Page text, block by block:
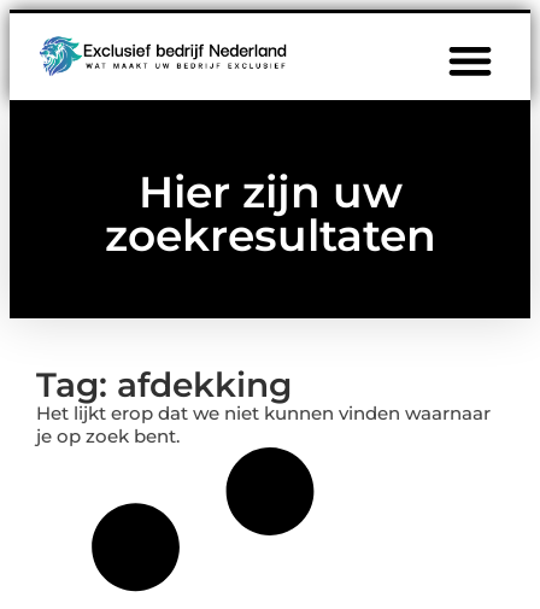
Hier zijn uw
zoekresultaten
Tag: afdekking
Het lijkt erop dat we niet kunnen vinden waarnaar
je op zoek bent.